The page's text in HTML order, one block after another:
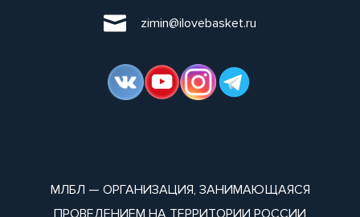
zimin@ilovebasket.ru
МЛБЛ — ОРГАНИЗАЦИЯ, ЗАНИМАЮЩАЯСЯ